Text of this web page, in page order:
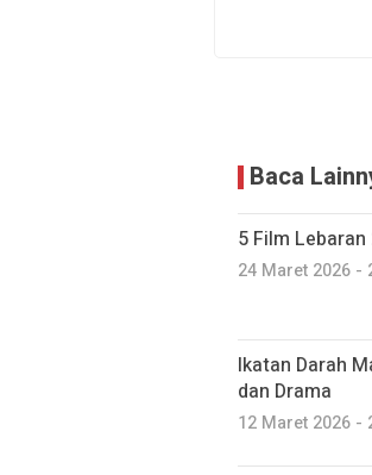
Baca
5 Film
24 Maret 2026 -
Ikatan Darah
dan Drama
12 Maret 2026 -